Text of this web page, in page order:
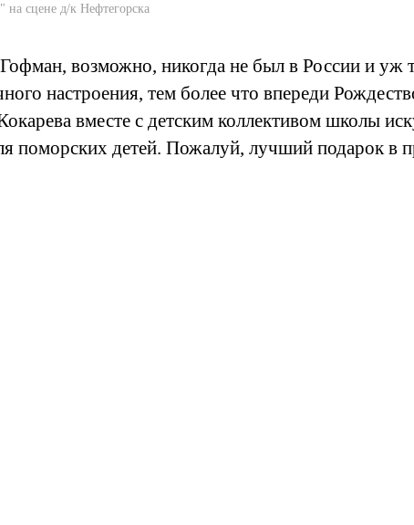
сцене д/к Нефтегорска
возможно, никогда не был в России и уж
настроения, тем более что впереди
вместе с детским коллективом школы
поморских детей. Пожалуй, лучший подарок в